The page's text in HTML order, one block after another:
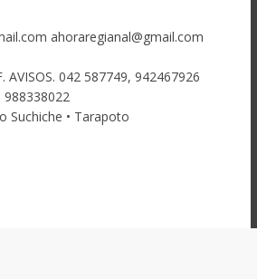
ahoraregianal@gmail.com
AVISOS. 042 587749, 942467926
988338022
Suchiche • Tarapoto